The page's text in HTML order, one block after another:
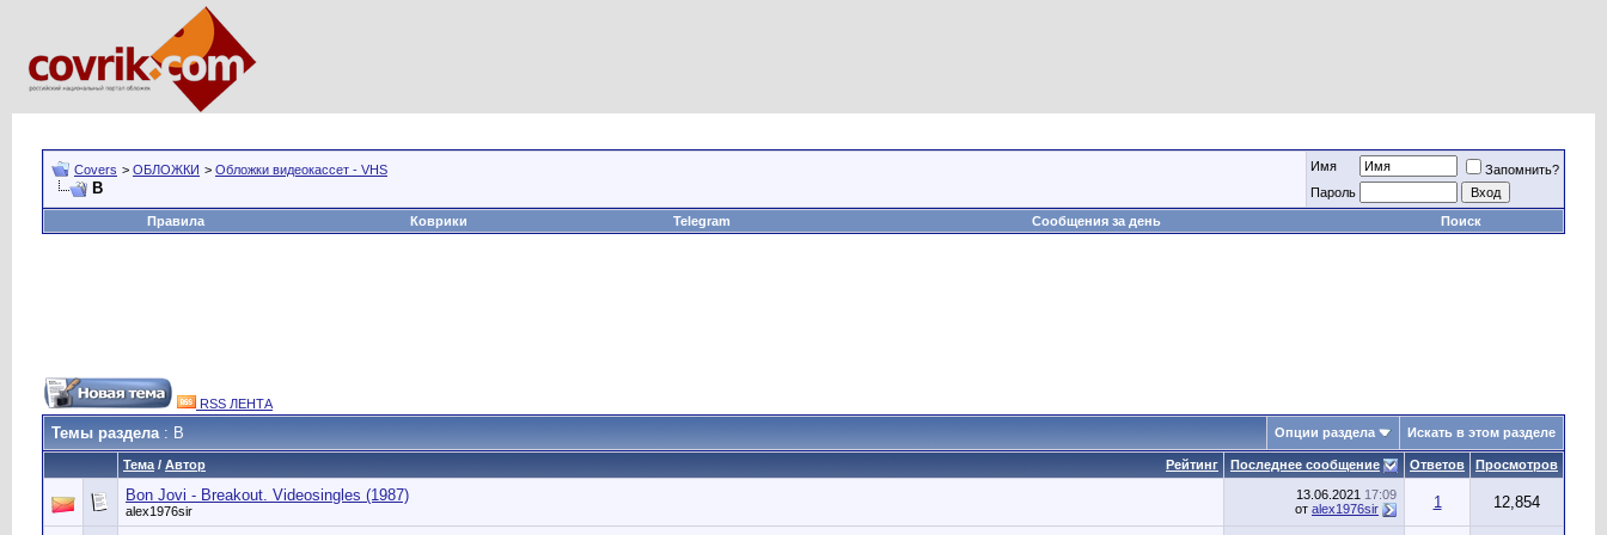
Covers > ОБЛОЖКИ > Обложки видеокассет - VHS
B
Имя
Запомнить?
Пароль
Правила
Коврики Telegram Сообщения за день Поиск
RSS ЛЕНТА
Темы раздела: B Опции раздела Искать в этом разделе
Рейтинг
Тема / Автор Последнее сообщение Ответов Просмотров
Bon Jovi - Breakout. Videosingles (1987)
alex1976sir
13.06.2021 17:09
от alex1976sir 1 12,854